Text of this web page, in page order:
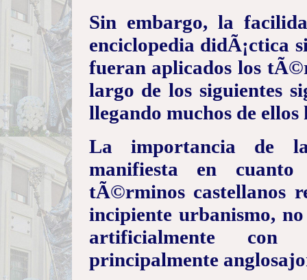
Sin embargo, la
enciclopedia didÃ¡ctica
fueran aplicados los
largo de los siguientes
llegando muchos de ellos
La importancia de
manifiesta en
tÃ©rminos castellanos
incipiente urbanismo,
artificialmente con
principalmente